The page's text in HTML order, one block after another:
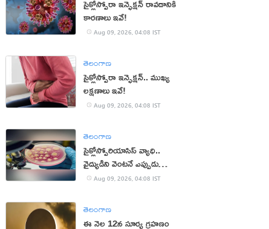
సైక్లోస్పోరా ఇన్ఫెక్షన్ రావడానికి
కారణాలు ఇవే!
Aug 09, 2026, 04:08 IST
తెలంగాణ
సైక్లోస్పోరా ఇన్ఫెక్షన్.. ముఖ్య
లక్షణాలు ఇవే!
Aug 09, 2026, 04:08 IST
తెలంగాణ
సైక్లోస్పోరియాసిస్ వ్యాధి..
వైద్యుడిని వెంటనే ఎప్పుడు
సంప్రదించాలంటే?
Aug 09, 2026, 04:08 IST
తెలంగాణ
ఈ నెల 12న సూర్య గ్రహణం